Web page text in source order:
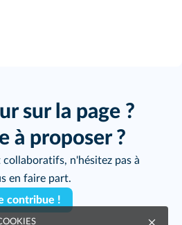
sur la page ?
à proposer ?
collaboratifs, n'hésitez pas à
en faire part.
contribue !